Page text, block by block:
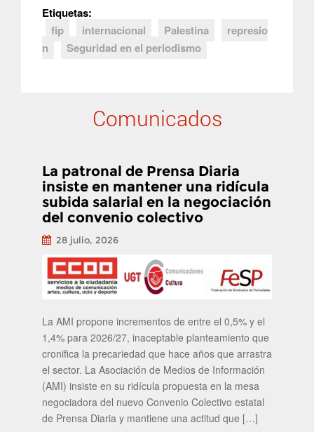
Etiquetas:
fip
internacional Palestina
represio
n
Seguridad en el periodismo
Comunicados
La patronal de Prensa Diaria
insiste en mantener una ridícula
subida salarial en la negociación
del convenio colectivo
28 julio, 2026
La AMI propone incrementos de entre el 0,5% y el
1,4% para 2026/27, inaceptable planteamiento que
cronifica la precariedad que hace años que arrastra
el sector. La Asociación de Medios de Información
(AMI) insiste en su ridícula propuesta en la mesa
negociadora del nuevo Convenio Colectivo estatal
de Prensa Diaria y mantiene una actitud que […]